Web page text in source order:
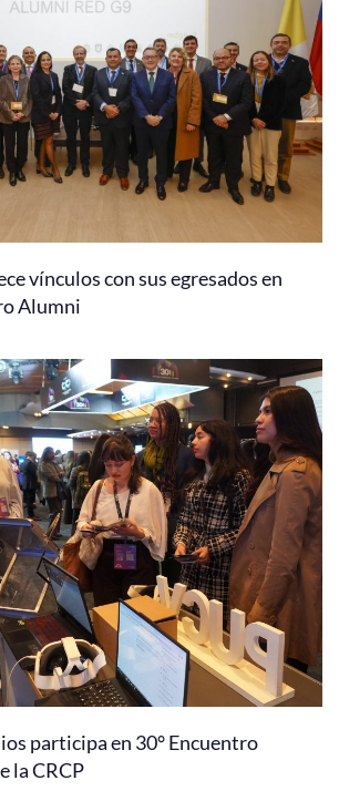
vínculos con sus egresados en
Alumni
participa en 30° Encuentro
la CRCP